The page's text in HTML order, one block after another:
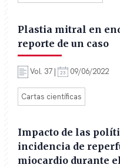
Plastia mitral en
reporte de un caso
Vol. 37 | 09/06/2022
Cartas científicas
Impacto de las
incidencia de
miocardio durante